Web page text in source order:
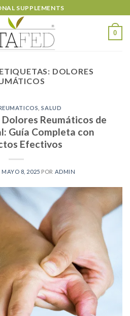
SUPPLEMENTS
0
DOLORES
,SALUD
Reumáticos de
Guía Completa con
Efectivos
MAYO 8, 2025 POR ADMIN